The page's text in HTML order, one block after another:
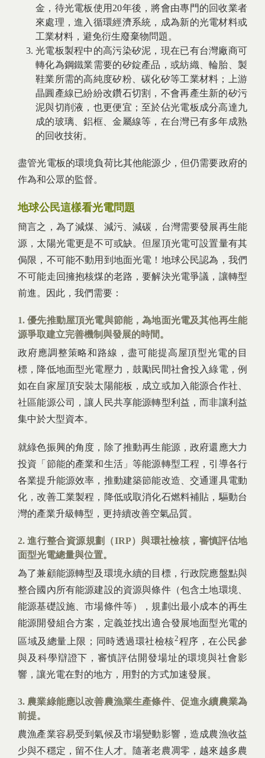
金，待光電板使用20年後，將會由專門的回收業者
來處理，進入循環經濟系統，成為新的光電材料或
工業材料，避免衍生廢棄物問題。
光電板製程中的高污染矽泥，現在已有台灣廠商可
轉化為鋼鐵業需要的矽錠產品，或紡織、輪胎、製
鞋業所需的高純度矽粉、碳化矽等工業材料；上游
晶圓產線已紛紛改鑽石切割，不會再產生新的矽污
泥與切削液，也更便宜；至於佔光電板成分高達九
成的玻璃、鋁框、金屬線等，在台灣已有多年成熟
的回收技術。
盡管光電板的環境負荷比其他能源少，但仍需要政府的
作為和公眾的監督。
地球公民這樣看光電問題
簡言之，為了減煤、減污、減碳，台灣需要發展再生能
源，太陽光電更是不可或缺。但屋頂光電可設置量有其
侷限，不可能不動用到地面光電！地球公民認為，我們
不可能走回擁抱核煤的老路，要解決光電爭議，讓轉型
前進。因此，我們需要：
1. 優先推動屋頂光電與節能，為地面光電及其他再生能
源爭取建立完善機制與發展的時間。
政府應調整策略和路線，盡可能提高屋頂型光電的目
標，降低地面型光電壓力，鼓勵民間社會投入綠電，例
如在自家屋頂安裝太陽能板，成立或加入能源合作社、
社區能源公司，讓人民共享能源轉型利益，而非讓利益
集中於大型資本。
就綠色振興的角度，除了推動再生能源，政府還應大力
投資「節能的產業和生活」等能源轉型工程，引導各行
各業提升能源效率，推動建築節能改造、交通運具電動
化，改善工業製程，降低或取消化石燃料補貼，驅動台
灣的產業升級轉型，更持續改善空氣品質。
2. 進行整合資源規劃（IRP）與環社檢核，審慎評估地
面型光電總量與位置。
為了兼顧能源轉型及環境永續的目標，行政院應盤點與
整合國內所有能源建設的資源與條件（包含土地環境、
能源基礎設施、市場條件等），規劃出最小成本的再生
能源開發組合方案，定義並找出適合發展地面型光電的
區域及總量上限；同時透過環社檢核2程序，在公民參
與及科學辯證下，審慎評估開發場址的環境與社會影
響，讓光電在對的地方，用對的方式加速發展。
3. 農業綠能應以改善農漁業生產條件、促進永續農業為
前提。
農漁產業容易受到氣候及市場變動影響，造成農漁收益
少與不穩定，留不住人才。隨著老農凋零，越來越多農